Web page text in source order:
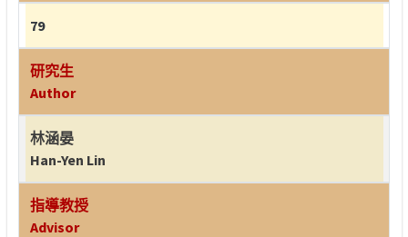
79
研究生
Author
林涵晏
Han-Yen Lin
指導教授
Advisor